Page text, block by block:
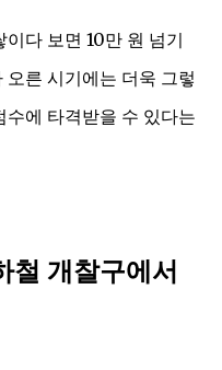
다 보면 10만 원 넘기
른 시기에는 더욱 그렇
에 타격받을 수 있다는
철 개찰구에서